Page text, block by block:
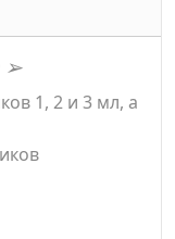
➢
1, 2 и 3 мл, а